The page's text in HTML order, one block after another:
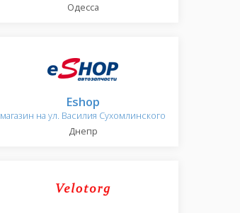
Одесса
Eshop
магазин на ул. Василия Сухомлинского
Днепр